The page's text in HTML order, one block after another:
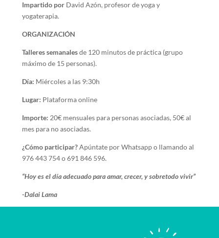
Impartido porDavid Azón, profesor de yoga y
yogaterapia.
ORGANIZACIÓN
Talleres semanalesde 120 minutos de práctica (grupo
máximo de 15 personas).
Día: Miércoles a las 9:30h
Lugar: Plataforma online
Importe: 20€ mensuales para personas asociadas, 50€ al
mes para no asociadas.
¿Cómo participar?Apúntate por Whatsapp o llamando al
976 443 754 o 691 846 596.
“Hoy es el día adecuado para amar, crecer, y sobretodo vivir”
-Dalai Lama